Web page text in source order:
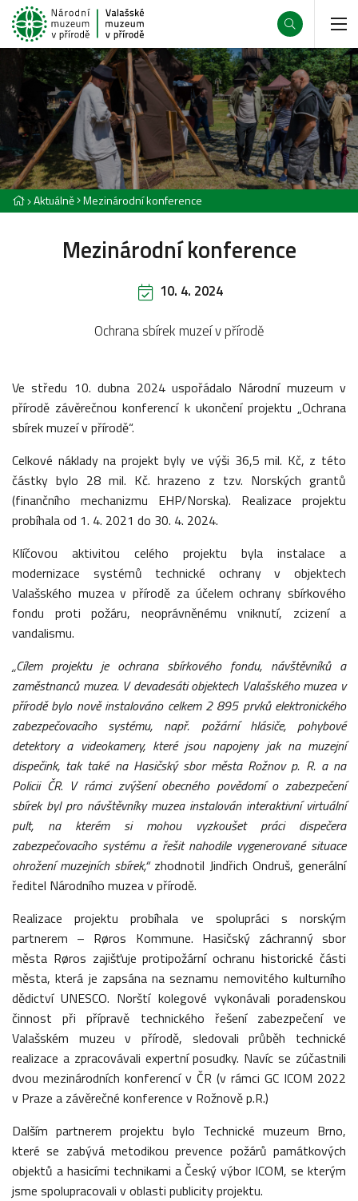
Aktuálně Mezinárodní konference
Mezinárodní konference
10. 4. 2024
Ochrana sbírek muzeí v přírodě
Ve středu 10. dubna 2024 uspořádalo Národní muzeum v
přírodě závěrečnou konferencí k ukončení projektu „Ochrana
sbírek muzeí v přírodě“.
Celkové náklady na projekt byly ve výši 36,5 mil. Kč, z této
částky bylo 28 mil. Kč. hrazeno z tzv. Norských grantů
(finančního mechanizmu EHP/Norska). Realizace projektu
probíhala od 1. 4. 2021 do 30. 4. 2024.
Klíčovou aktivitou celého projektu byla instalace a
modernizace systémů technické ochrany v objektech
Valašského muzea v přírodě za účelem ochrany sbírkového
fondu proti požáru, neoprávněnému vniknutí, zcizení a
vandalismu.
„Cílem projektu je ochrana sbírkového fondu, návštěvníků a
zaměstnanců muzea. V devadesáti objektech Valašského muzea v
přírodě bylo nově instalováno celkem 2 895 prvků elektronického
zabezpečovacího systému, např. požární hlásiče, pohybové
detektory a videokamery, které jsou napojeny jak na muzejní
dispečink, tak také na Hasičský sbor města Rožnov p. R. a na
Policii ČR. V rámci zvýšení obecného povědomí o zabezpečení
sbírek byl pro návštěvníky muzea instalován interaktivní virtuální
pult, na kterém si mohou vyzkoušet práci dispečera
zabezpečovacího systému a řešit nahodile vygenerované situace
ohrožení muzejních sbírek,“ zhodnotil Jindřich Ondruš, generální
ředitel Národního muzea v přírodě.
Realizace projektu probíhala ve spolupráci s norským
partnerem – Røros Kommune. Hasičský záchranný sbor
města Røros zajišťuje protipožární ochranu historické části
města, která je zapsána na seznamu nemovitého kulturního
dědictví UNESCO. Norští kolegové vykonávali poradenskou
činnost při přípravě technického řešení zabezpečení ve
Valašském muzeu v přírodě, sledovali průběh technické
realizace a zpracovávali expertní posudky. Navíc se zúčastnili
dvou mezinárodních konferencí v ČR (v rámci GC ICOM 2022
v Praze a závěrečné konference v Rožnově p.R.)
Dalším partnerem projektu bylo Technické muzeum Brno,
které se zabývá metodikou prevence požárů památkových
objektů a hasicími technikami a Český výbor ICOM, se kterým
jsme spolupracovali v oblasti publicity projektu.